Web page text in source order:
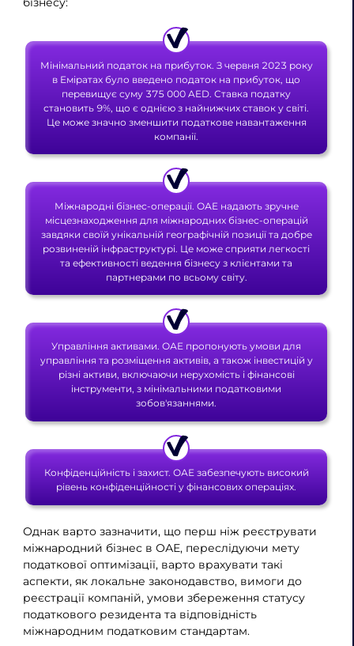
Мінімальний податок на прибуток. З червня 2023 року
в Еміратах було введено податок на прибуток, що
перевищує суму 375 000 AED. Ставка податку
становить 9%, що є однією з найнижчих ставок у світі.
Це може значно зменшити податкове навантаження
компанії.
Міжнародні бізнес-операції. ОАЕ надають зручне
місцезнаходження для міжнародних бізнес-операцій
завдяки своїй унікальній географічній позиції та добре
розвиненій інфраструктурі. Це може сприяти легкості
та ефективності ведення бізнесу з клієнтами та
партнерами по всьому світу.
Управління активами. ОАЕ пропонують умови для
управління та розміщення активів, а також інвестицій у
різні активи, включаючи нерухомість і фінансові
інструменти, з мінімальними податковими
зобов'язаннями.
Конфіденційність і захист. ОАЕ забезпечують високий
рівень конфіденційності у фінансових операціях.
Однак варто зазначити, що перш ніж реєструвати
міжнародний бізнес в ОАЕ, переслідуючи мету
податкової оптимізації, варто врахувати такі
аспекти, як локальне законодавство, вимоги до
реєстрації компаній, умови збереження статусу
податкового резидента та відповідність
міжнародним податковим стандартам.